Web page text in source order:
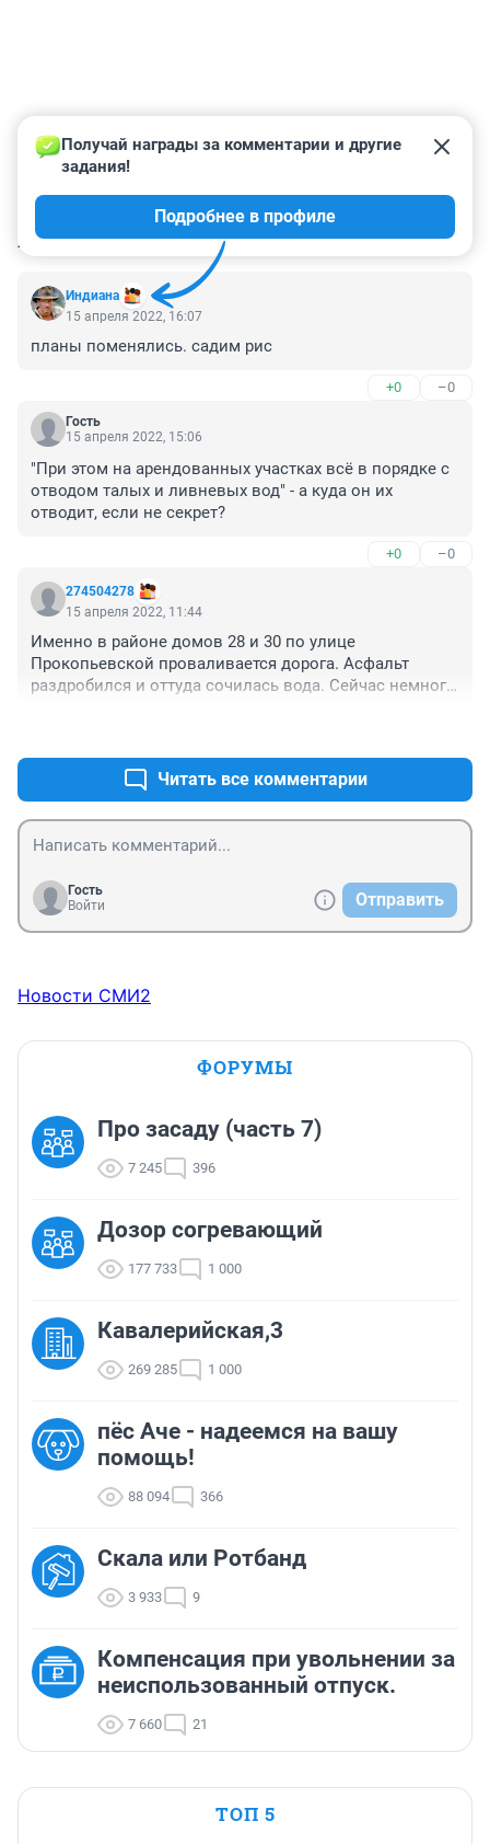
КОММЕНТАРИИ 60
Индиана
Получай награды за комментарии и другие
задания!
Подробнее в профиле
15 апреля 2022, 16:07
планы поменялись. садим рис
+0 –0
Гость
15 апреля 2022, 15:06
"При этом на арендованных участках всё в порядке с
отводом талых и ливневых вод" - а куда он их
отводит, если не секрет?
+0 –0
274504278
15 апреля 2022, 11:44
Именно в районе домов 28 и 30 по улице
Прокопьевской проваливается дорога. Асфальт
раздробился и оттуда сочилась вода. Сейчас немного
Читать все комментарии
Гость
Войти
Отправить
Новости СМИ2
ФОРУМЫ
Про засаду (часть 7)
7 245 396
Дозор согревающий
177 733 1 000
Кавалерийская,3
269 285 1 000
пёс Аче - надеемся на вашу
помощь!
88 094 366
Скала или Ротбанд
3 933 9
Компенсация при увольнении за
неиспользованный отпуск.
7 660 21
ТОП 5